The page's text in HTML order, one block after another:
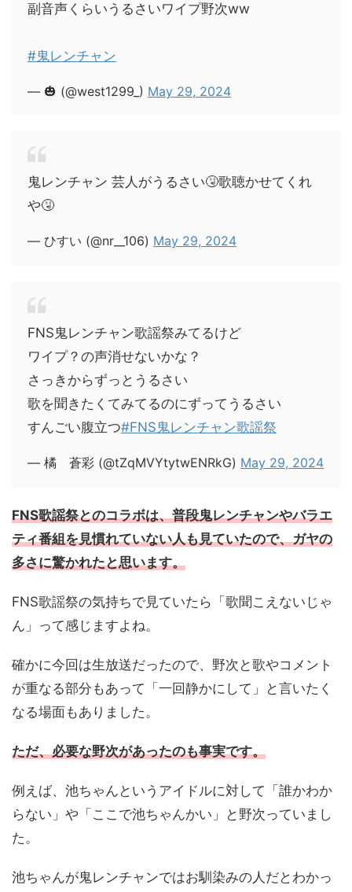
副音声くらいうるさいワイプ野次ww
#鬼レンチャン
— 🎃 (@west1299_) May 29, 2024
鬼レンチャン 芸人がうるさい🤧歌聴かせてくれ
や🤧
— ひすい (@nr__106) May 29, 2024
FNS鬼レンチャン歌謡祭みてるけど
ワイプ？の声消せないかな？
さっきからずっとうるさい
歌を聞きたくてみてるのにずってうるさい
すんごい腹立つ#FNS鬼レンチャン歌謡祭
— 橘 蒼彩 (@tZqMVYtytwENRkG) May 29, 2024
FNS歌謡祭とのコラボは、普段鬼レンチャンやバラエ
ティ番組を見慣れていない人も見ていたので、ガヤの
多さに驚かれたと思います。
FNS歌謡祭の気持ちで見ていたら「歌聞こえないじゃ
ん」って感じますよね。
確かに今回は生放送だったので、野次と歌やコメント
が重なる部分もあって「一回静かにして」と言いたく
なる場面もありました。
ただ、必要な野次があったのも事実です。
例えば、池ちゃんというアイドルに対して「誰かわか
らない」や「ここで池ちゃんかい」と野次っていまし
た。
池ちゃんが鬼レンチャンではお馴染みの人だとわかっ